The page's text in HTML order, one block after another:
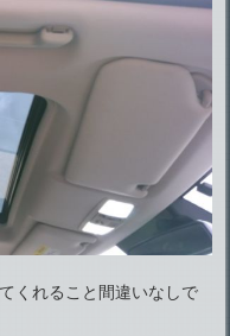
くれること間違いなしで